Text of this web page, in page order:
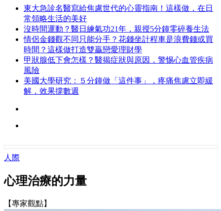
東大急診名醫寫給焦慮世代的心靈指南！這樣做，在日
常領略生活的美好
沒時間運動？醫日練氣功21年，親授5分鐘零碎養生法
情侶金錢觀不同只能分手？花錢坐計程車是浪費錢或買
時間？這樣做打造雙贏戀愛理財學
甲狀腺低下會怎樣？醫揭症狀與原因，警惕心血管疾病
風險
美國大學研究：５分鐘做「這件事」，疼痛焦慮立即緩
解，效果撐數週
人際
心理治療的力量
【專家觀點】